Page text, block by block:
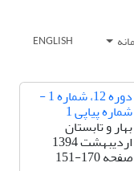
ENGLISH
دوره 12، شماره 1 -
شماره پیاپی 1
بهار و تابستان
اردیبهشت 1394
صفحه151-170